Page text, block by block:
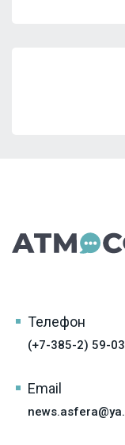
Телефон
(+7-385-2) 59-
Email